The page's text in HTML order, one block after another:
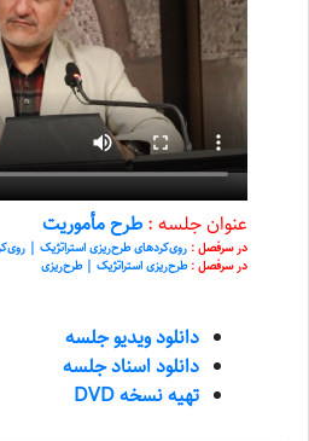
عنوان جلسه : طرح مأموریت
در سرفصل : روی‌کرد‌های طرح‌ریزی استراتژیک |
در سرفصل :طرح‌ریزی استراتژیک | طرح‌ریزی
دانلود ویدیو جلسه
دانلود اسناد جلسه
تهیه نسخه DVD